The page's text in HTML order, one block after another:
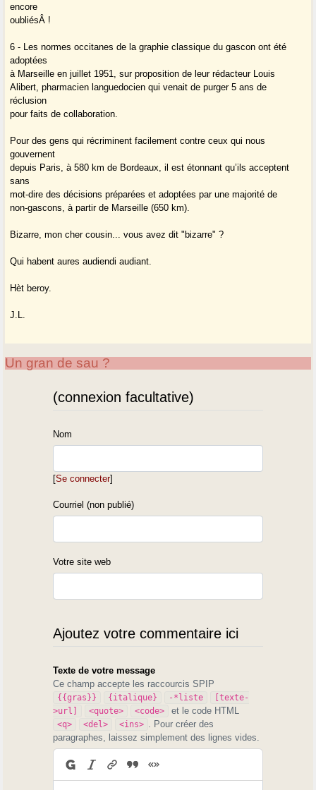
encore
oubliésÂ !
6 - Les normes occitanes de la graphie classique du gascon ont été
adoptées
à Marseille en juillet 1951, sur proposition de leur rédacteur Louis
Alibert, pharmacien languedocien qui venait de purger 5 ans de
réclusion
pour faits de collaboration.
Pour des gens qui récriminent facilement contre ceux qui nous
gouvernent
depuis Paris, à 580 km de Bordeaux, il est étonnant qu’ils acceptent
sans
mot-dire des décisions préparées et adoptées par une majorité de
non-gascons, à partir de Marseille (650 km).
Bizarre, mon cher cousin... vous avez dit "bizarre" ?
Qui habent aures audiendi audiant.
Hèt beroy.
J.L.
Un gran de sau ?
(connexion facultative)
Nom
[Se connecter]
Courriel (non publié)
Votre site web
Ajoutez votre commentaire ici
Texte de votre message
Ce champ accepte les raccourcis SPIP
{{gras}} {italique} -*liste
[texte-
>url]
<quote> <code> et le code HTML
<q> <del> <ins>
. Pour créer des
paragraphes, laissez simplement des lignes vides.